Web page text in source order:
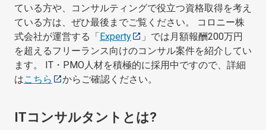
ている方や、コンサルティングで役立つ資格取得を考え
ている方は、ぜひ最後までご覧ください。 コロニー株
式会社が運営する「Experty
」では月額報酬200万円
を超えるフリーランス向けのコンサル案件を紹介してい
ます。 IT・PMO人材を積極的に採用中ですので、詳細
はこちら からご確認ください。
ITコンサルタントとは?